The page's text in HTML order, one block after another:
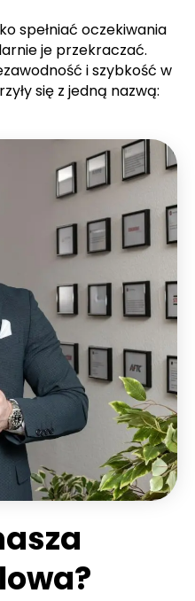
spełniać oczekiwania
je przekraczać.
i szybkość w
się z jedną nazwą: